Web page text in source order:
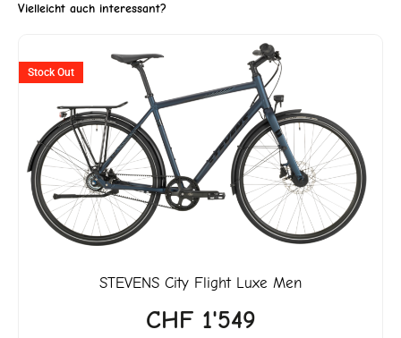
Vielleicht auch interessant?
Stock Out
STEVENS City Flight Luxe Men
CHF1'549